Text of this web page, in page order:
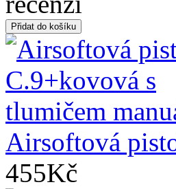
Airsoftová
455Kč